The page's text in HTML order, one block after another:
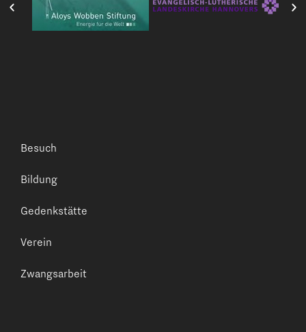
Besuch
Bildung
Gedenkstätte
Verein
Zwangsarbeit